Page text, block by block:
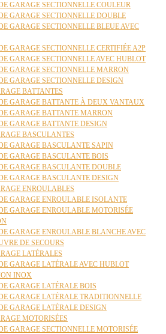
GARAGE SECTIONNELLE COULEUR
GARAGE SECTIONNELLE DOUBLE
GARAGE SECTIONNELLE BLEUE AVEC
GARAGE SECTIONNELLE CERTIFIÉE A2P
GARAGE SECTIONNELLE AVEC HUBLOT
GARAGE SECTIONNELLE MARRON
GARAGE SECTIONNELLE DESIGN
BATTANTES
GARAGE BATTANTE À DEUX VANTAUX
GARAGE BATTANTE MARRON
GARAGE BATTANTE DESIGN
BASCULANTES
GARAGE BASCULANTE SAPIN
GARAGE BASCULANTE BOIS
GARAGE BASCULANTE DOUBLE
GARAGE BASCULANTE DESIGN
ENROULABLES
GARAGE ENROULABLE ISOLANTE
GARAGE ENROULABLE MOTORISÉE
GARAGE ENROULABLE BLANCHE AVEC
DE SECOURS
LATÉRALES
GARAGE LATÉRALE AVEC HUBLOT
INOX
GARAGE LATÉRALE BOIS
GARAGE LATÉRALE TRADITIONNELLE
GARAGE LATÉRALE DESIGN
MOTORISÉES
GARAGE SECTIONNELLE MOTORISÉE